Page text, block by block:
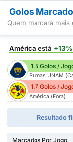
Golos
Quem marcará mais
América está +13%
1.5 Golos /
Pumas UNAM
1.7 Golos /
América (Fora)
Resultado
Marcados Por Jogo